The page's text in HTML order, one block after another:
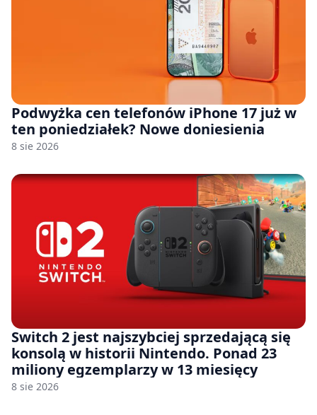
Podwyżka cen telefonów iPhone 17 już w
ten poniedziałek? Nowe doniesienia
8 sie 2026
Switch 2 jest najszybciej sprzedającą się
konsolą w historii Nintendo. Ponad 23
miliony egzemplarzy w 13 miesięcy
8 sie 2026